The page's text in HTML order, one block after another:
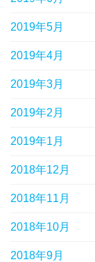
2019年5月
2019年4月
2019年3月
2019年2月
2019年1月
2018年12月
2018年11月
2018年10月
2018年9月